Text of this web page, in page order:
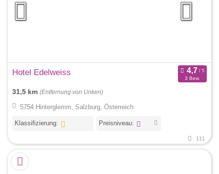
Hotel Edelweiss
3 Bew.
31,5 km (Entfernung von Unken)
5754 Hinterglemm, Salzburg, Österreich
Klassifizierung: Preisniveau:
111